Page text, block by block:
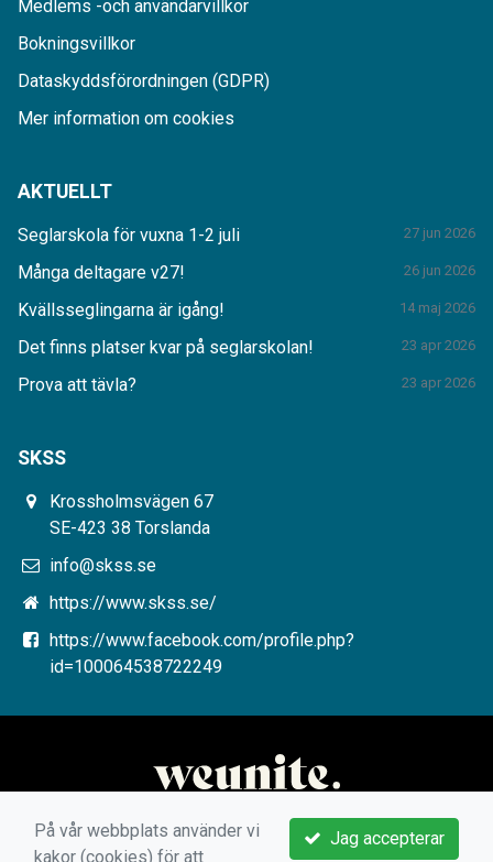
Medlems -och användarvillkor
Bokningsvillkor
Dataskyddsförordningen (GDPR)
Mer information om cookies
AKTUELLT
Seglarskola för vuxna 1-2 juli 27 jun 2026
Många deltagare v27! 26 jun 2026
Kvällsseglingarna är igång! 14 maj 2026
Det finns platser kvar på seglarskolan! 23 apr 2026
Prova att tävla? 23 apr 2026
SKSS
Krossholmsvägen 67
SE-423 38 Torslanda
info@skss.se
https://www.skss.se/
https://www.facebook.com/profile.php?
id=100064538722249
Jag accepterar
På vår webbplats använder vi
kakor (cookies) för att